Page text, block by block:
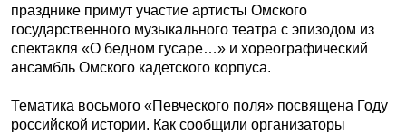
празднике примут участие артисты Омского
государственного музыкального театра с эпизодом из
спектакля «О бедном гусаре…» и хореографический
ансамбль Омского кадетского корпуса.
Тематика восьмого «Певческого поля» посвящена Году
российской истории. Как сообщили организаторы